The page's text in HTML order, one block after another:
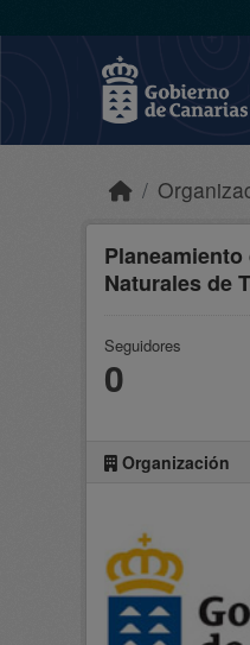
Naturales de
Seguidores
0
Organización